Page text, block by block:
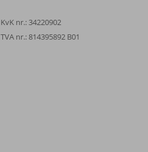
KvK nr.: 34220902
TVA nr.: 814395892 B01